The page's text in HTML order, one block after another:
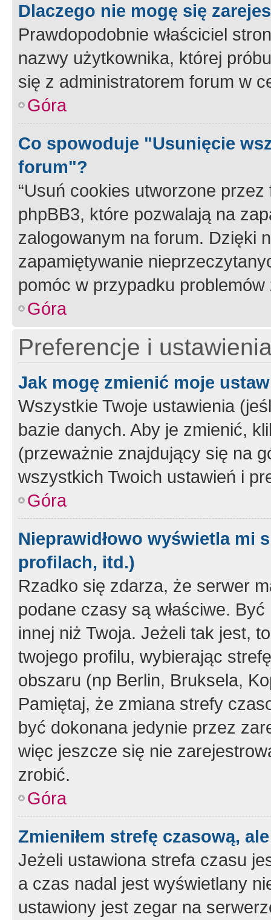
Dlaczego nie mogę się
Prawdopodobnie właściciel
nazwy użytkownika, której
się z administratorem forum w
Góra
Co spowoduje "Usunięcie
forum"?
“Usuń cookies utworzone
phpBB3, które pozwalają na
zalogowanym na forum. Dzięki
zapamiętywanie
pomóc w przypadku
Góra
Preferencje i
Jak mogę zmienić moje
Wszystkie Twoje ustawienia
bazie danych. Aby je zmienić,
(przeważnie znajdujący się na
wszystkich Twoich ustawień i
Góra
Nieprawidłowo wyświetla mi
profilach, itd.)
Rzadko się zdarza, że serwer
podane czasy są właściwe.
innej niż Twoja. Jeżeli tak jest,
twojego profilu, wybierając
obszaru (np Berlin, Bruksela,
Pamiętaj, że zmiana strefy
być dokonana jedynie przez
więc jeszcze się nie
zrobić.
Góra
Zmieniłem strefę czasową,
Jeżeli ustawiona strefa czasu
a czas nadal jest wyświetlany
ustawiony jest zegar na